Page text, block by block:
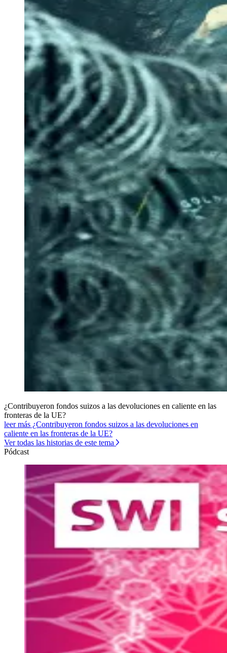
¿Contribuyeron fondos suizos a las devoluciones en caliente en las
fronteras de la UE?
leer más ¿Contribuyeron fondos suizos a las devoluciones en
caliente en las fronteras de la UE?
Ver todas las historias de este tema
Pódcast